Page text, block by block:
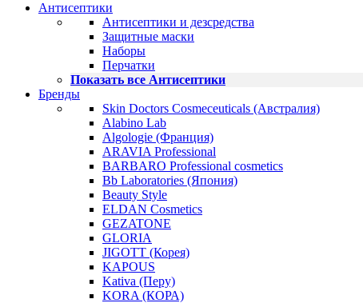
Антисептики
Антисептики и дезсредства
Защитные маски
Наборы
Перчатки
Показать все Антисептики
Бренды
Skin Doctors Cosmeceuticals (Австралия)
Alabino Lab
Algologie (Франция)
ARAVIA Professional
BARBARO Professional cosmetics
Bb Laboratories (Япония)
Beauty Style
ELDAN Cosmetics
GEZATONE
GLORIA
JIGOTT (Корея)
KAPOUS
Kativa (Перу)
KORA (КОРА)